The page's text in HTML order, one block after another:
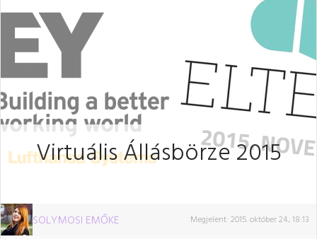
Virtuális Állásbörze 2015
SOLYMOSI EMŐKE Megjelent: 2015. október 24., 18:13